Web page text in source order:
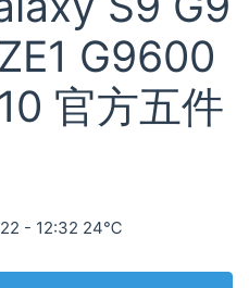
G9600
官方五件
- 12:32 24℃